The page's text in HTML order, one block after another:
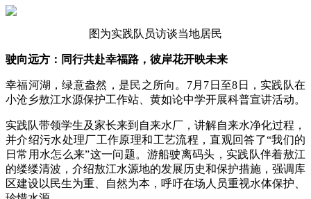
图为实践队员访谈当地居民
驶向远方：同行共赴幸福路，彼岸花开映未来
幸福河湖，绿意盎然，是民之所向。7月7日至8日，实践队在
小沧乡敖江水源保护工作站、黄如论中学开展科普宣讲活动。
实践队带领学生及家长来到自来水厂，讲解自来水净化过程，
并介绍污水处理厂工作原理和工艺流程，直观回答了“我们的
日常用水怎么来”这一问题。游船驶离码头，实践队伴着敖江
的缕缕清波，介绍敖江水源地的发展历史和保护措施，强调库
区建设以民生为重、自然为本，呼吁在场人员重视水体保护、